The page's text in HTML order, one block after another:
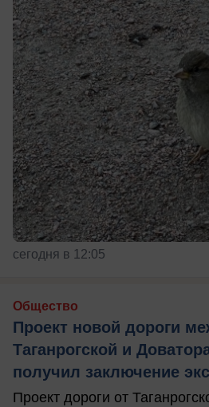
сегодня в 12:05
Общество
Проект новой дороги
Таганрогской и
получил заключение
Проект дороги от